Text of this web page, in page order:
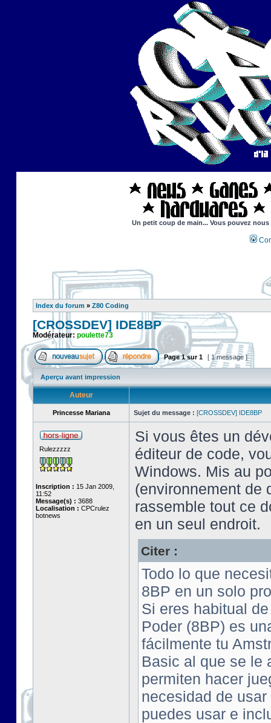
Un petit coup de main... Vous pouvez
Index du forum » Z80 Coding
[CROSSDEV] IDE8BP
Modérateur: poulette73
Page1sur1 [ 1 message ]
Aperçu avant impression
Auteur
Princesse Mariana Sujet du message : [CROSSDEV] IDE8BP
Rulezzzzz
Inscription : 15 Jan 2009,
11:52
Message(s) : 3688
Localisation : CPCrulez
botnews
Si vous êtes un
éditeur de code,
Windows. Mis au
(environnement de
rassemble tout ce
en un seul endroit.
Citer :
Todo lo que
8BP en un solo
Si eres habitual
Poder (8BP) es
fácilmente tu
Basic al que se le
permiten hacer
necesidad de
puedes usar e